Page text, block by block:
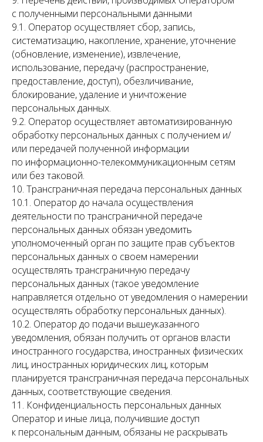
с полученными персональными данными
9.1. Оператор осуществляет сбор, запись,
систематизацию, накопление, хранение, уточнение
(обновление, изменение), извлечение,
использование, передачу (распространение,
предоставление, доступ), обезличивание,
блокирование, удаление и уничтожение
персональных данных.
9.2. Оператор осуществляет автоматизированную
обработку персональных данных с получением и/
или передачей полученной информации
по информационно-телекоммуникационным сетям
или без таковой.
10. Трансграничная передача персональных данных
10.1. Оператор до начала осуществления
деятельности по трансграничной передаче
персональных данных обязан уведомить
уполномоченный орган по защите прав субъектов
персональных данных о своем намерении
осуществлять трансграничную передачу
персональных данных (такое уведомление
направляется отдельно от уведомления о намерении
осуществлять обработку персональных данных).
10.2. Оператор до подачи вышеуказанного
уведомления, обязан получить от органов власти
иностранного государства, иностранных физических
лиц, иностранных юридических лиц, которым
планируется трансграничная передача персональных
данных, соответствующие сведения.
11. Конфиденциальность персональных данных
Оператор и иные лица, получившие доступ
к персональным данным, обязаны не раскрывать